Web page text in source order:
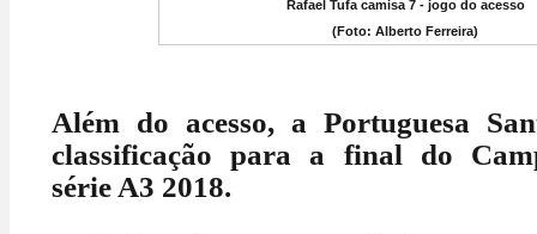
Rafael Tufa camisa 7 - jogo do acesso
(Foto: Alberto Ferreira)
Além do acesso, a Portuguesa
classificação para a final do
série A3 2018.